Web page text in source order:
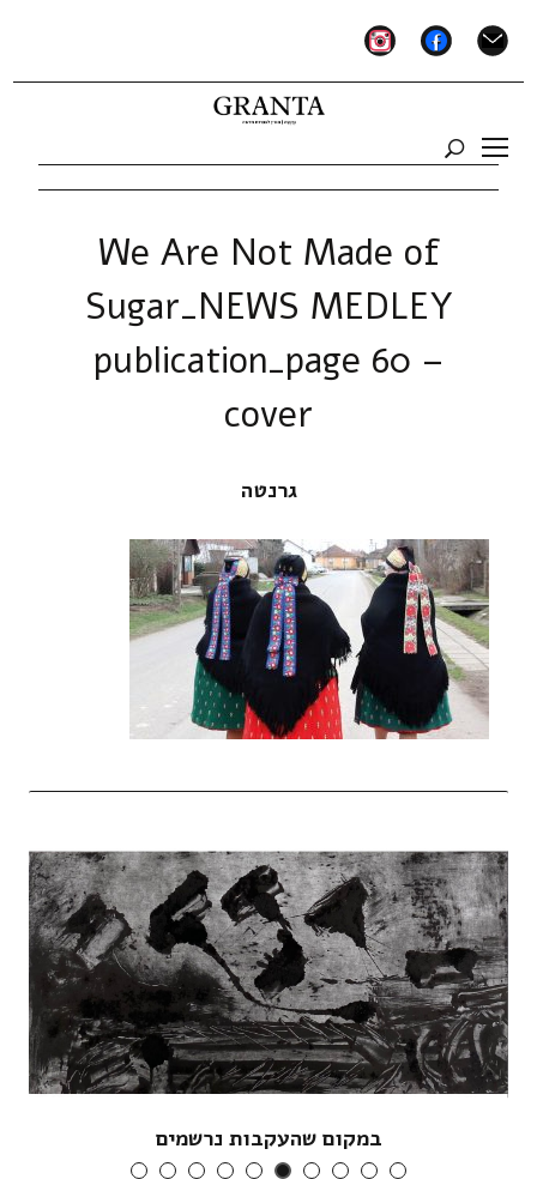
mail
facebook
instagram
We Are Not Made of
Sugar_NEWS MEDLEY
publication_page 60 –
cover
גרנטה
במקום שהעקבות נרשמים